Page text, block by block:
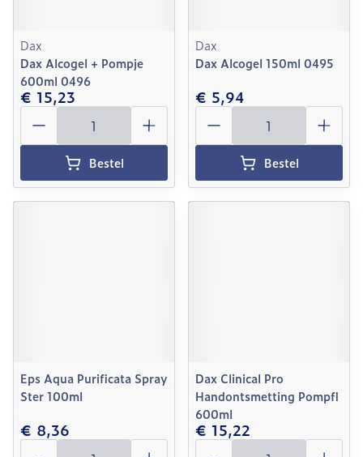
Dax
Dax Alcogel + Pompje
600ml 0496
€ 15,23
Aantal
Bestel
Dax
Dax Alcogel 150ml 0495
€ 5,94
Aantal
Bestel
Eps Aqua Purificata Spray
Ster 100ml
€ 8,36
Aantal
Dax Clinical Pro
Handontsmetting Pompfl
600ml
€ 15,22
Aantal